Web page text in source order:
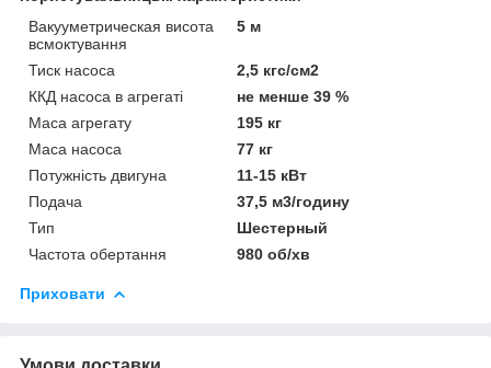
Вакууметрическая висота
всмоктування
5 м
Тиск насоса
2,5 кгс/см2
ККД насоса в агрегаті
не менше 39 %
Маса агрегату
195 кг
Маса насоса
77 кг
Потужність двигуна
11-15 кВт
Подача
37,5 м3/годину
Тип
Шестерный
Частота обертання
980 об/хв
Приховати